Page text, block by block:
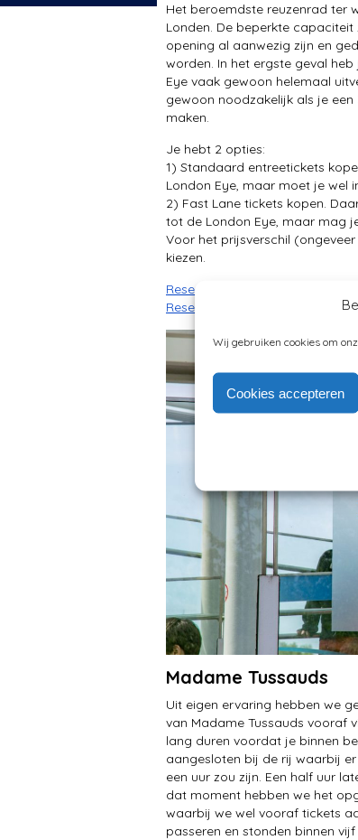
Wij gebruiken cookies om
Cookies accepteren
Het beroemdste reuzenrad ter
Londen. De beperkte
opening al aanwezig zijn en
worden. In het ergste geval
Eye vaak gewoon helemaal
gewoon noodzakelijk als je
maken.
Je hebt 2 opties:
1) Standaard entreetickets
London Eye, maar moet je wel
2) Fast Lane tickets kopen.
tot de London Eye, maar mag
Voor het prijsverschil
kiezen.
Reserveer standaard tickets
Reserveer FAST LANE tickets
Madame Tussauds
Uit eigen ervaring hebben we
van Madame Tussauds vooraf
lang duren voordat je binnen
aangesloten bij de rij waarbij
een uur zou zijn. Een half uur
dat moment hebben we het
waarbij we wel vooraf tickets
passeren en stonden binnen